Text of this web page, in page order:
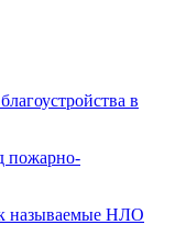
в
пожарно-
называемые НЛО